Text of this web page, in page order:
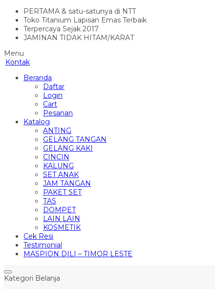
PERTAMA & satu-satunya di NTT
Toko Titanium Lapisan Emas Terbaik
Terpercaya Sejak 2017
JAMINAN TIDAK HITAM/KARAT
Menu
Kontak
Beranda
Daftar
Login
Cart
Pesanan
Katalog
ANTING
GELANG TANGAN
GELANG KAKI
CINCIN
KALUNG
SET ANAK
JAM TANGAN
PAKET SET
TAS
DOMPET
LAIN LAIN
KOSMETIK
Cek Resi
Testimonial
MASPION DILI – TIMOR LESTE
Kategori Belanja